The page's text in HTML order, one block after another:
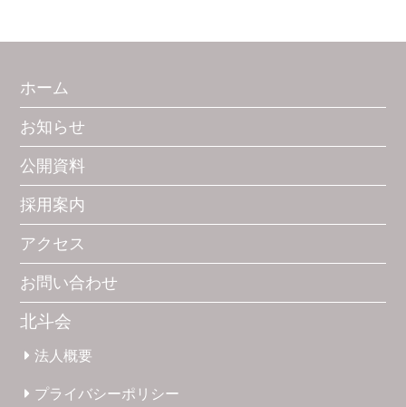
ホーム
お知らせ
公開資料
採用案内
アクセス
お問い合わせ
北斗会
法人概要
プライバシーポリシー